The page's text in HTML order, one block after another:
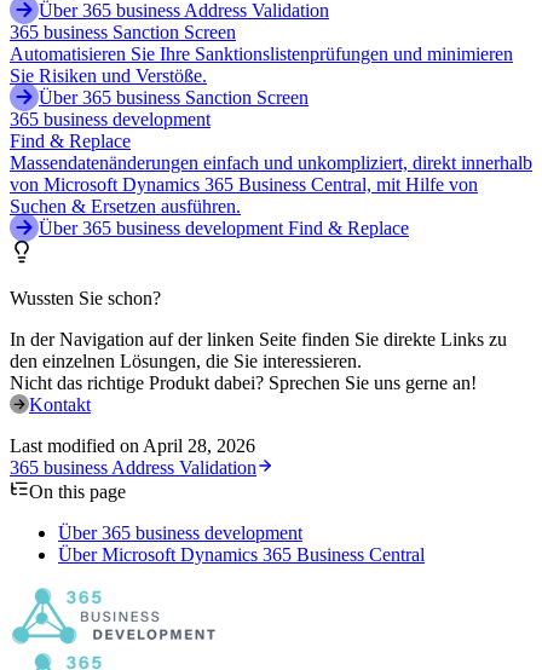
Über 365 business Address Validation
365 business Sanction Screen
Automatisieren Sie Ihre Sanktionslistenprüfungen und minimieren
Sie Risiken und Verstöße.
Über 365 business Sanction Screen
365 business development
Find & Replace
Massendatenänderungen einfach und unkompliziert, direkt innerhalb
von Microsoft Dynamics 365 Business Central, mit Hilfe von
Suchen & Ersetzen ausführen.
Über 365 business development Find & Replace
Wussten Sie schon?
In der Navigation auf der linken Seite finden Sie direkte Links zu
den einzelnen Lösungen, die Sie interessieren.
Nicht das richtige Produkt dabei? Sprechen Sie uns gerne an!
Kontakt
Last modified on April 28, 2026
365 business Address Validation
On this page
Über 365 business development
Über Microsoft Dynamics 365 Business Central